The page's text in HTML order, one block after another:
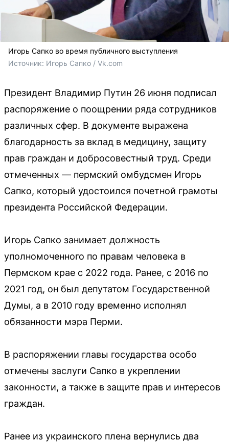
Игорь Сапко во время публичного выступления
Источник: Игорь Сапко / Vk.com
Президент Владимир Путин 26 июня подписал
распоряжение о поощрении ряда сотрудников
различных сфер. В документе выражена
благодарность за вклад в медицину, защиту
прав граждан и добросовестный труд. Среди
отмеченных — пермский омбудсмен Игорь
Сапко, который удостоился почетной грамоты
президента Российской Федерации.
Игорь Сапко занимает должность
уполномоченного по правам человека в
Пермском крае с 2022 года. Ранее, с 2016 по
2021 год, он был депутатом Государственной
Думы, а в 2010 году временно исполнял
обязанности мэра Перми.
В распоряжении главы государства особо
отмечены заслуги Сапко в укреплении
законности, а также в защите прав и интересов
граждан.
Ранее из украинского плена вернулись два